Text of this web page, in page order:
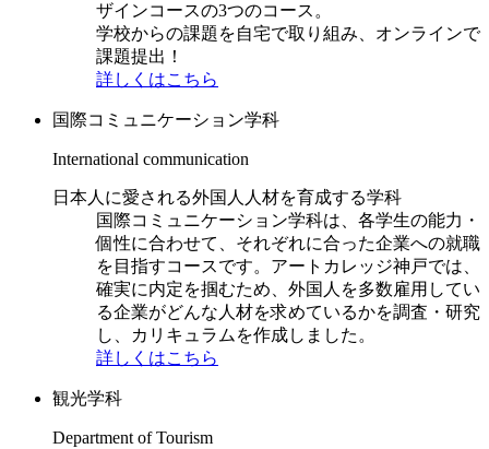
ザインコースの3つのコース。
学校からの課題を自宅で取り組み、オンラインで
課題提出！
詳しくはこちら
国際コミュニケーション学科
International communication
日本人に愛される外国人人材を育成する学科
国際コミュニケーション学科は、各学生の能力・
個性に合わせて、それぞれに合った企業への就職
を目指すコースです。アートカレッジ神戸では、
確実に内定を掴むため、外国人を多数雇用してい
る企業がどんな人材を求めているかを調査・研究
し、カリキュラムを作成しました。
詳しくはこちら
観光学科
Department of Tourism